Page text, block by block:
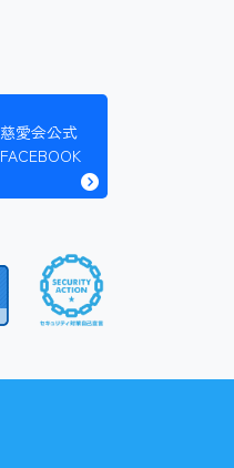
慈愛会公式
FACEBOOK